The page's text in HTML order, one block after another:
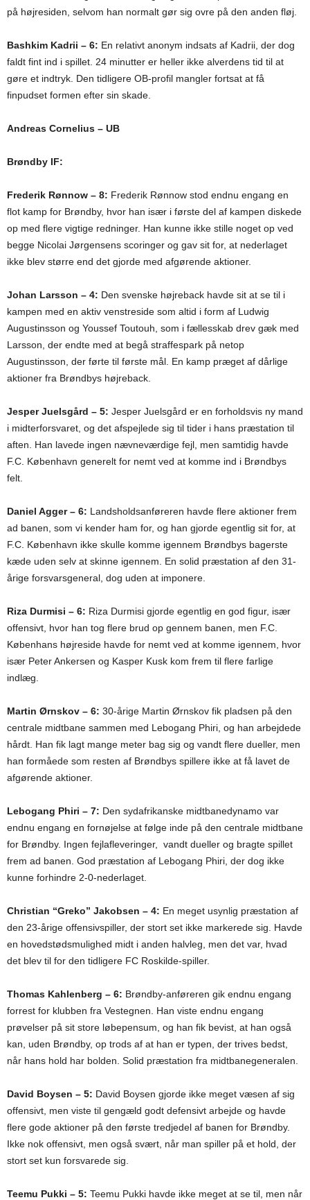
på højresiden, selvom han normalt gør sig ovre på den anden fløj.
Bashkim Kadrii – 6: En relativt anonym indsats af Kadrii, der dog
faldt fint ind i spillet. 24 minutter er heller ikke alverdens tid til at
gøre et indtryk. Den tidligere OB-profil mangler fortsat at få
finpudset formen efter sin skade.
Andreas Cornelius – UB
Brøndby IF:
Frederik Rønnow – 8: Frederik Rønnow stod endnu engang en
flot kamp for Brøndby, hvor han især i første del af kampen diskede
op med flere vigtige redninger. Han kunne ikke stille noget op ved
begge Nicolai Jørgensens scoringer og gav sit for, at nederlaget
ikke blev større end det gjorde med afgørende aktioner.
Johan Larsson – 4: Den svenske højreback havde sit at se til i
kampen med en aktiv venstreside som altid i form af Ludwig
Augustinsson og Youssef Toutouh, som i fællesskab drev gæk med
Larsson, der endte med at begå straffespark på netop
Augustinsson, der førte til første mål. En kamp præget af dårlige
aktioner fra Brøndbys højreback.
Jesper Juelsgård – 5: Jesper Juelsgård er en forholdsvis ny mand
i midterforsvaret, og det afspejlede sig til tider i hans præstation til
aften. Han lavede ingen nævneværdige fejl, men samtidig havde
F.C. København generelt for nemt ved at komme ind i Brøndbys
felt.
Daniel Agger – 6: Landsholdsanføreren havde flere aktioner frem
ad banen, som vi kender ham for, og han gjorde egentlig sit for, at
F.C. København ikke skulle komme igennem Brøndbys bagerste
kæde uden selv at skinne igennem. En solid præstation af den 31-
årige forsvarsgeneral, dog uden at imponere.
Riza Durmisi – 6: Riza Durmisi gjorde egentlig en god figur, især
offensivt, hvor han tog flere brud op gennem banen, men F.C.
Københans højreside havde for nemt ved at komme igennem, hvor
især Peter Ankersen og Kasper Kusk kom frem til flere farlige
indlæg.
Martin Ørnskov – 6: 30-årige Martin Ørnskov fik pladsen på den
centrale midtbane sammen med Lebogang Phiri, og han arbejdede
hårdt. Han fik lagt mange meter bag sig og vandt flere dueller, men
han formåede som resten af Brøndbys spillere ikke at få lavet de
afgørende aktioner.
Lebogang Phiri – 7: Den sydafrikanske midtbanedynamo var
endnu engang en fornøjelse at følge inde på den centrale midtbane
for Brøndby. Ingen fejlafleveringer, vandt dueller og bragte spillet
frem ad banen. God præstation af Lebogang Phiri, der dog ikke
kunne forhindre 2-0-nederlaget.
Christian “Greko” Jakobsen – 4: En meget usynlig præstation af
den 23-årige offensivspiller, der stort set ikke markerede sig. Havde
en hovedstødsmulighed midt i anden halvleg, men det var, hvad
det blev til for den tidligere FC Roskilde-spiller.
Thomas Kahlenberg – 6: Brøndby-anføreren gik endnu engang
forrest for klubben fra Vestegnen. Han viste endnu engang
prøvelser på sit store løbepensum, og han fik bevist, at han også
kan, uden Brøndby, op trods af at han er typen, der trives bedst,
når hans hold har bolden. Solid præstation fra midtbanegeneralen.
David Boysen – 5: David Boysen gjorde ikke meget væsen af sig
offensivt, men viste til gengæld godt defensivt arbejde og havde
flere gode aktioner på den første tredjedel af banen for Brøndby.
Ikke nok offensivt, men også svært, når man spiller på et hold, der
stort set kun forsvarede sig.
Teemu Pukki – 5: Teemu Pukki havde ikke meget at se til, men når